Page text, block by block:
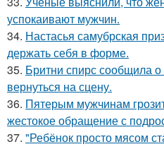
успокаивают мужчин.
34. Настасья самубрская
держать себя в форме.
35. Бритни спирс сообщила
вернуться на сцену.
36. Пятерым мужчинам
жестокое обращение с
37. "Ребёнок просто мясом